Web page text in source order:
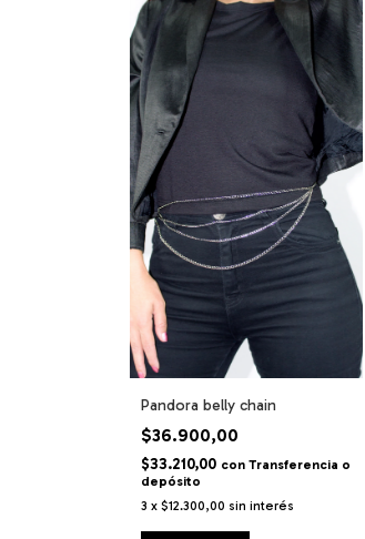
Pandora belly chain
$36.900,00
$33.210,00 con Transferencia o
depósito
3 x $12.300,00 sin interés